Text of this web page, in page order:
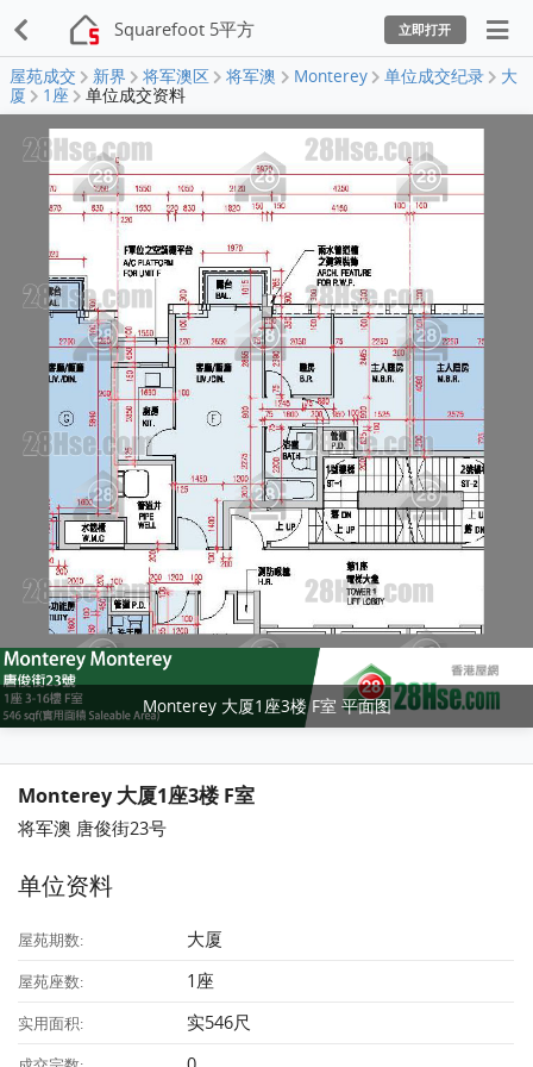
Squarefoot 5平方 立即打开
屋苑成交 新界 将军澳区 将军澳 Monterey 单位成交纪录
大
厦
1座 单位成交资料
Monterey 大厦1座3楼 F室 平面图
Monterey 大厦1座3楼 F室
将军澳 唐俊街23号
单位资料
屋苑期数: 大厦
屋苑座数: 1座
实用面积: 实546尺